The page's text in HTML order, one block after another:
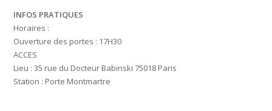
INFOS PRATIQUES
Horaires :
Ouverture des portes : 17H30
ACCES
Lieu : 35 rue du Docteur Babinski 75018 Paris
Station : Porte Montmartre